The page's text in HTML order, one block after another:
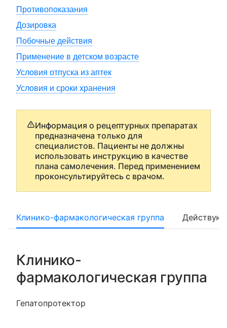
Противопоказания
Дозировка
Побочные действия
Применение в детском возрасте
Условия отпуска из аптек
Условия и сроки хранения
Информация о рецептурных препаратах
предназначена только для
специалистов. Пациенты не должны
использовать инструкцию в качестве
плана самолечения. Перед применением
проконсультируйтесь с врачом.
Клинико-фармакологическая группа
Клинико-
фармакологическая группа
Гепатопротектор